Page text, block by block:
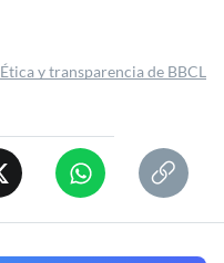
Ética y transparencia de BBCL